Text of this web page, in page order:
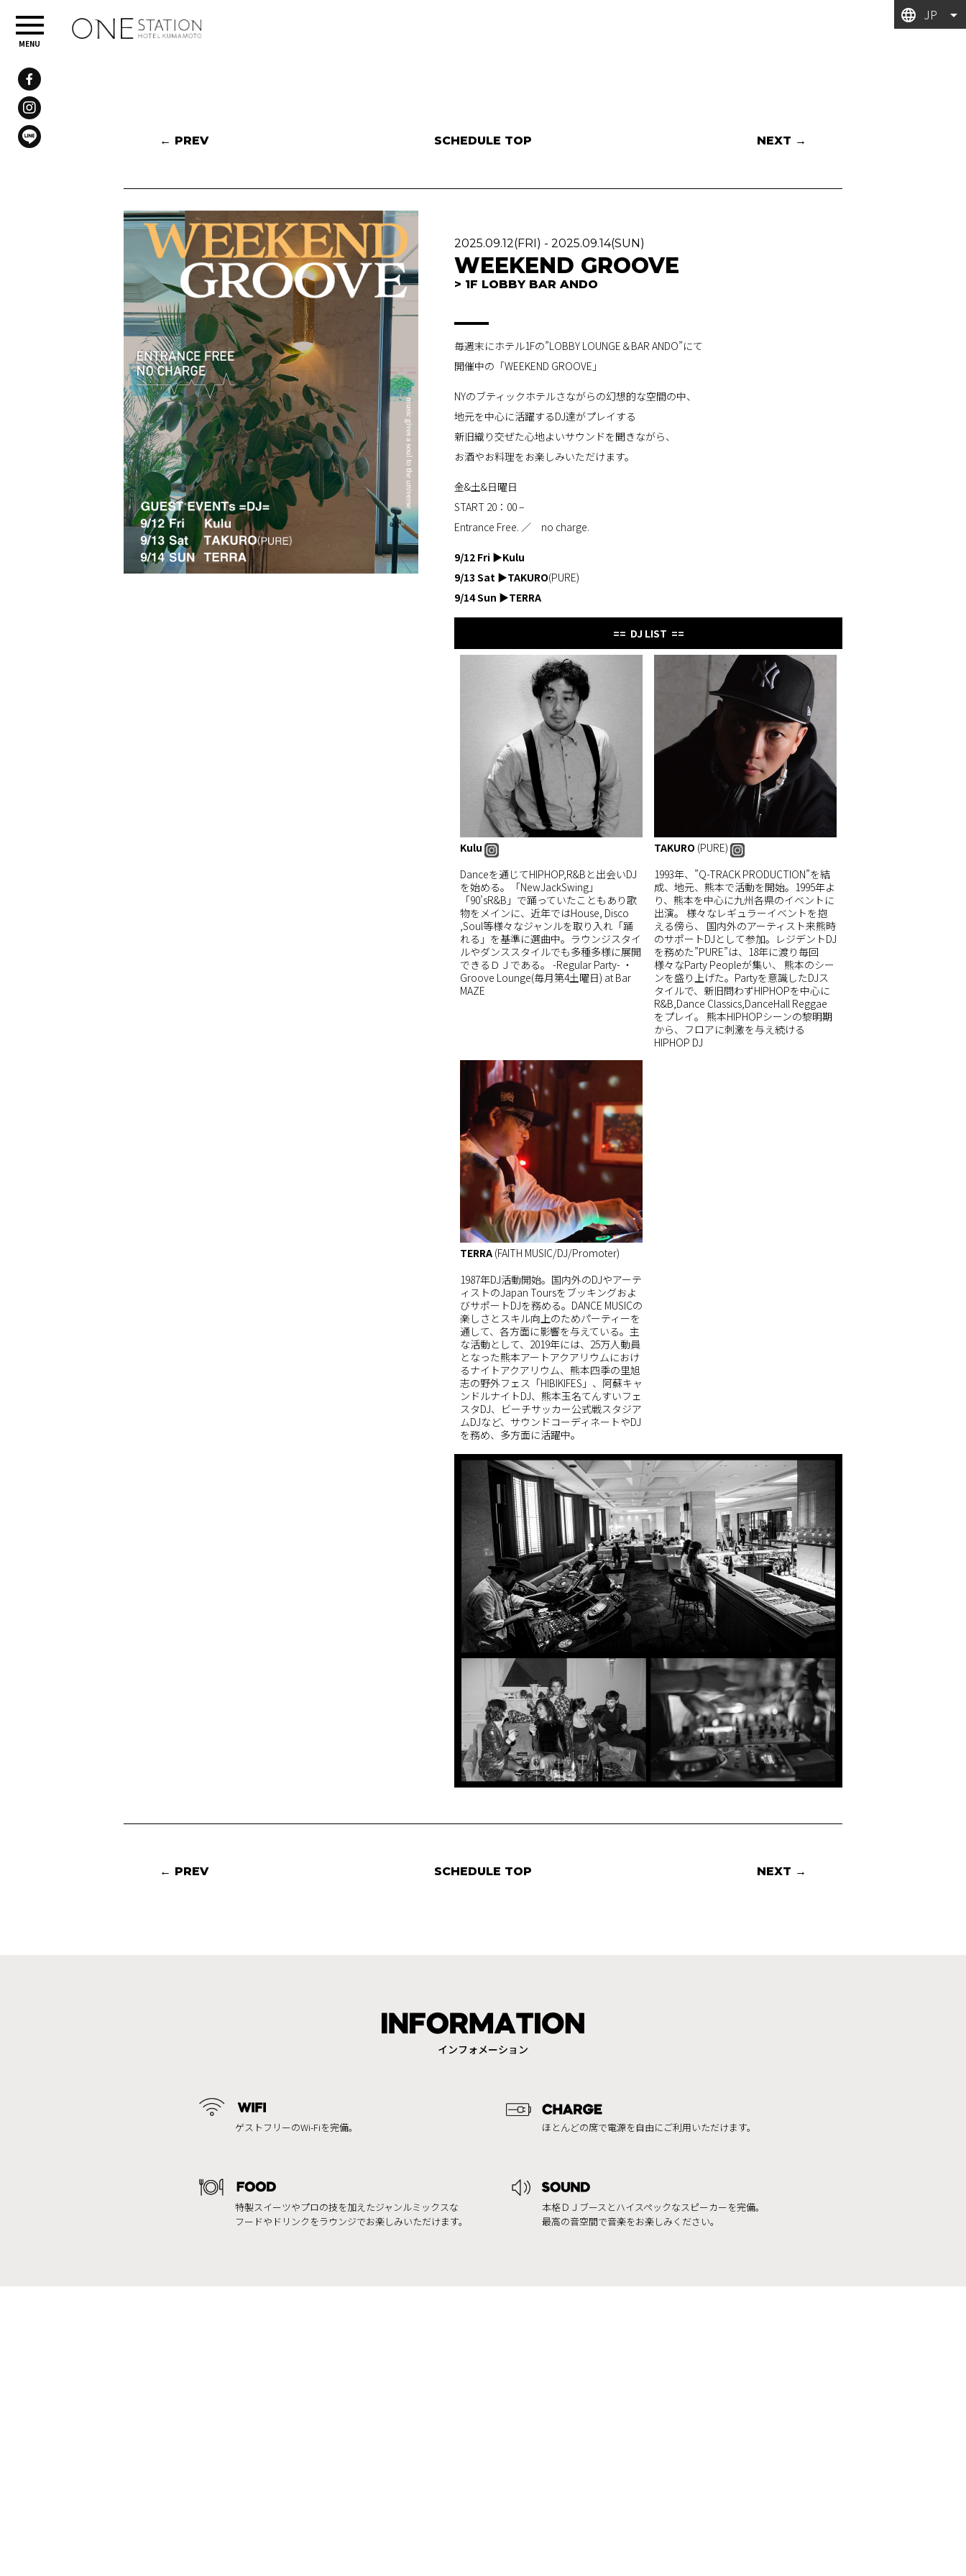
JP
← PREV SCHEDULE TOP NEXT →
2025.09.12(FRI) - 2025.09.14(SUN)
WEEKEND GROOVE
1F LOBBY BAR ANDO
毎週末にホテル1Fの”LOBBY LOUNGE＆BAR ANDO”にて
開催中の「WEEKEND GROOVE」
NYのブティックホテルさながらの幻想的な空間の中、
地元を中心に活躍するDJ達がプレイする
新旧織り交ぜた心地よいサウンドを聞きながら、
お酒やお料理をお楽しみいただけます。
金&土&日曜日
START 20：00 –
Entrance Free. ／ no charge.
9/12 Fri ▶Kulu
9/13 Sat ▶TAKURO(PURE)
9/14 Sun ▶TERRA
== DJ LIST ==
Kulu
Danceを通じてHIPHOP,R&Bと出会いDJ
を始める。「NewJackSwing」
「90’sR&B」で踊っていたこともあり歌
物をメインに、近年ではHouse, Disco
,Soul等様々なジャンルを取り入れ「踊
れる」を基準に選曲中。ラウンジスタイ
ルやダンススタイルでも多種多様に展開
できるＤＪである。 -Regular Party- ・
Groove Lounge(毎月第4土曜日) at Bar
MAZE
TAKURO (PURE)
1993年、”Q-TRACK PRODUCTION”を結
成、地元、熊本で活動を開始。1995年よ
り、熊本を中心に九州各県のイベントに
出演。 様々なレギュラーイベントを抱
える傍ら、 国内外のアーティスト来熊時
のサポートDJとして参加。レジデントDJ
を務めた”PURE”は、18年に渡り毎回
様々なParty Peopleが集い、 熊本のシー
ンを盛り上げた。Partyを意識したDJス
タイルで、新旧問わずHIPHOPを中心に
R&B,Dance Classics,DanceHall Reggae
をプレイ。 熊本HIPHOPシーンの黎明期
から、フロアに刺激を与え続ける
HIPHOP DJ
TERRA (FAITH MUSIC/DJ/Promoter)
1987年DJ活動開始。国内外のDJやアーテ
ィストのJapan Toursをブッキングおよ
びサポートDJを務める。DANCE MUSICの
楽しさとスキル向上のためパーティーを
通して、各方面に影響を与えている。主
な活動として、2019年には、25万人動員
となった熊本アートアクアリウムにおけ
るナイトアクアリウム、熊本四季の里旭
志の野外フェス「HIBIKIFES」、阿蘇キャ
ンドルナイトDJ、熊本玉名てんすいフェ
スタDJ、ビーチサッカー公式戦スタジア
ムDJなど、サウンドコーディネートやDJ
を務め、多方面に活躍中。
← PREV SCHEDULE TOP NEXT →
インフォメーション
ゲストフリーのWi-Fiを完備。 ほとんどの席で電源を自由にご利用いただけます。
特製スイーツやプロの技を加えたジャンルミックスな
フードやドリンクをラウンジでお楽しみいただけます。
本格ＤＪブースとハイスペックなスピーカーを完備。
最高の音空間で音楽をお楽しみください。